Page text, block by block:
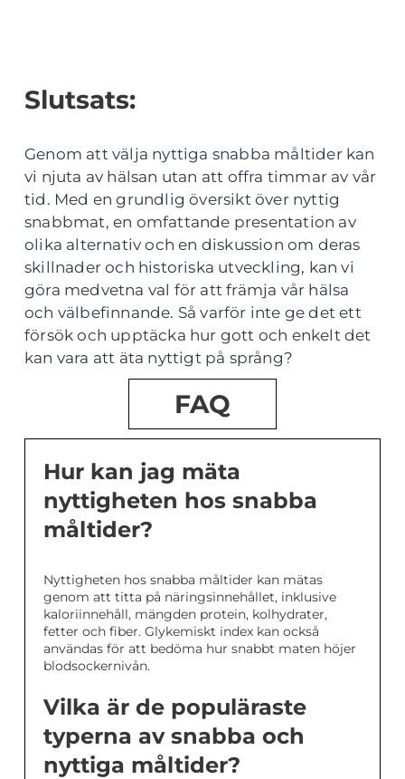
Slutsats:
Genom att välja nyttiga snabba måltider kan
vi njuta av hälsan utan att offra timmar av vår
tid. Med en grundlig översikt över nyttig
snabbmat, en omfattande presentation av
olika alternativ och en diskussion om deras
skillnader och historiska utveckling, kan vi
göra medvetna val för att främja vår hälsa
och välbefinnande. Så varför inte ge det ett
försök och upptäcka hur gott och enkelt det
kan vara att äta nyttigt på språng?
FAQ
Hur kan jag mäta
nyttigheten hos snabba
måltider?
Nyttigheten hos snabba måltider kan mätas
genom att titta på näringsinnehållet, inklusive
kaloriinnehåll, mängden protein, kolhydrater,
fetter och fiber. Glykemiskt index kan också
användas för att bedöma hur snabbt maten höjer
blodsockernivån.
Vilka är de populäraste
typerna av snabba och
nyttiga måltider?